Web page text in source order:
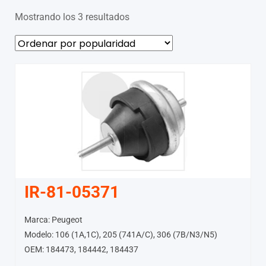
Mostrando los 3 resultados
IR-81-05371
Marca: Peugeot
Modelo: 106 (1A,1C), 205 (741A/C), 306 (7B/N3/N5)
OEM: 184473, 184442, 184437